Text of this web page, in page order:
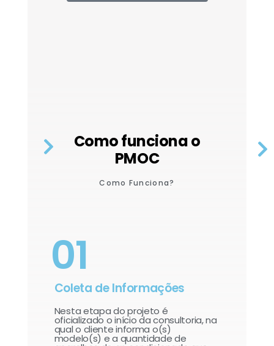
Como funciona o
PMOC
Como Funciona?
01
Coleta de Informações
Nesta etapa do projeto é
oficializado o início da consultoria, na
qual o cliente informa o(s)
modelo(s) e a quantidade de